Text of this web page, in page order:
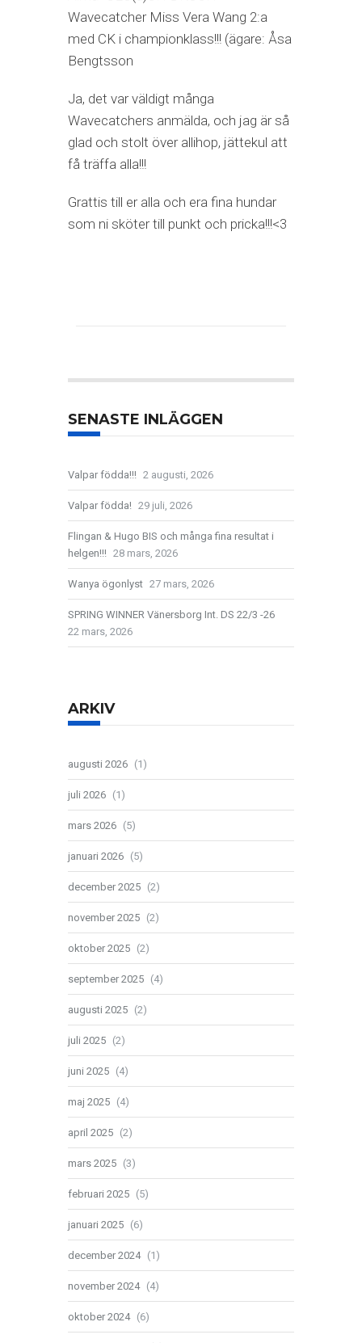
Wavecatcher Miss Vera Wang 2:a
med CK i championklass!!! (ägare: Åsa
Bengtsson
Ja, det var väldigt många
Wavecatchers anmälda, och jag är så
glad och stolt över allihop, jättekul att
få träffa alla!!!
Grattis till er alla och era fina hundar
som ni sköter till punkt och pricka!!!<3
SENASTE INLÄGGEN
Valpar födda!!! 2 augusti, 2026
Valpar födda! 29 juli, 2026
Flingan & Hugo BIS och många fina resultat i
helgen!!! 28 mars, 2026
Wanya ögonlyst 27 mars, 2026
SPRING WINNER Vänersborg Int. DS 22/3 -26
22 mars, 2026
ARKIV
augusti 2026 (1)
juli 2026 (1)
mars 2026 (5)
januari 2026 (5)
december 2025 (2)
november 2025 (2)
oktober 2025 (2)
september 2025 (4)
augusti 2025 (2)
juli 2025 (2)
juni 2025 (4)
maj 2025 (4)
april 2025 (2)
mars 2025 (3)
februari 2025 (5)
januari 2025 (6)
december 2024 (1)
november 2024 (4)
oktober 2024 (6)